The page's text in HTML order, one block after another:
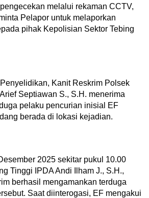
melalui rekaman CCTV,
Pelapor untuk melaporkan
pihak Kepolisian Sektor Tebing
Kanit Reskrim Polsek
Septiawan S., S.H. menerima
pelaku pencurian inisial EF
berada di lokasi kejadian.
2025 sekitar pukul 10.00
Tinggi IPDA Andi Ilham J., S.H.,
berhasil mengamankan terduga
Saat diinterogasi, EF mengakui